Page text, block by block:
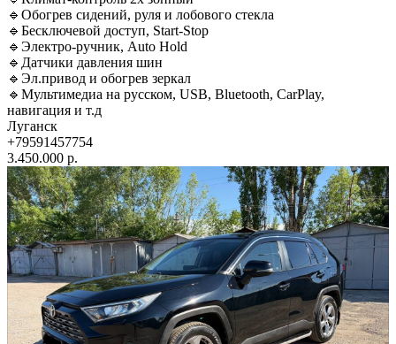
🔹Обогрев сидений, руля и лобового стекла
🔹Бесключевой доступ, Start-Stop
🔹Электро-ручник, Auto Hold
🔹Датчики давления шин
🔹Эл.привод и обогрев зеркал
🔹Мультимедиа на русском, USB, Bluetooth, CarPlay,
навигация и т.д
Луганск
+79591457754
3.450.000 р.